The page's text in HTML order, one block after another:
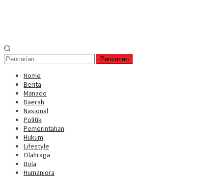
Pencarian
Home
Berita
Manado
Daerah
Nasional
Politik
Pemerintahan
Hukum
Lifestyle
Olahraga
Bola
Humaniora